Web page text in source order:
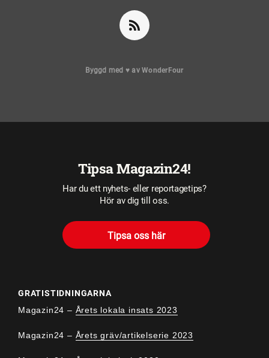
Byggd med ♥ avWonderFour
Tipsa Magazin24!
Har du ett nyhets- eller reportagetips?
Hör av dig till oss.
Tipsa oss här
GRATISTIDNINGARNA
Magazin24 – Årets lokala insats 2023
Magazin24 – Årets gräv/artikelserie 2023